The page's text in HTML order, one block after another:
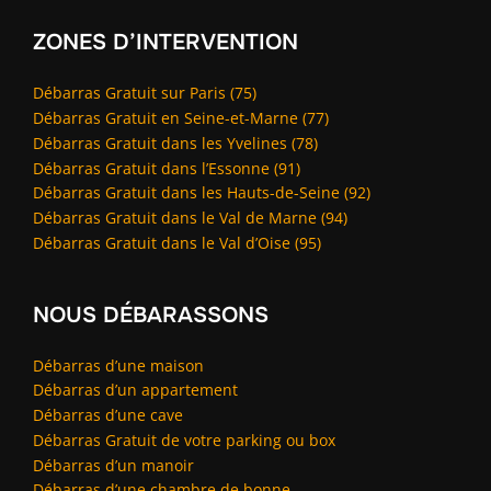
ZONES D’INTERVENTION
Débarras Gratuit sur Paris (75)
Débarras Gratuit en Seine-et-Marne (77)
Débarras Gratuit dans les Yvelines (78)
Débarras Gratuit dans l’Essonne (91)
Débarras Gratuit dans les Hauts-de-Seine (92)
Débarras Gratuit dans le Val de Marne (94)
Débarras Gratuit dans le Val d’Oise (95)
NOUS DÉBARASSONS
Débarras d’une maison
Débarras d’un appartement
Débarras d’une cave
Débarras Gratuit de votre parking ou box
Débarras d’un manoir